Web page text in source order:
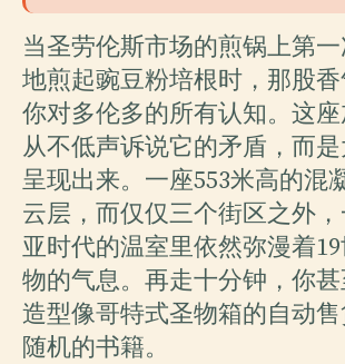
当圣劳伦斯市场的煎锅上第
地煎起豌豆粉培根时，那股
你对多伦多的所有认知。这
从不低声诉说它的矛盾，而
呈现出来。一座553米高的混
云层，而仅仅三个街区之外
亚时代的温室里依然弥漫着
物的气息。再走十分钟，你
造型像哥特式圣物箱的自动
随机的书籍。